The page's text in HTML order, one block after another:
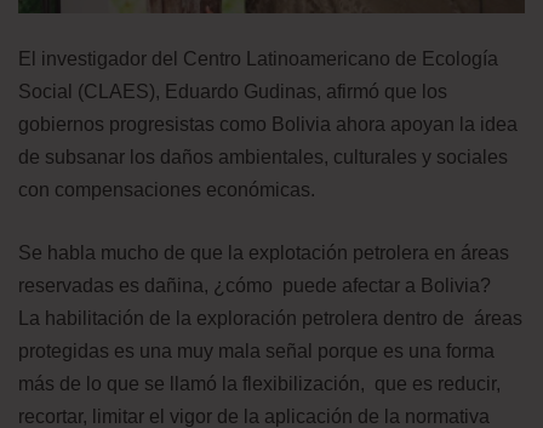
El investigador del Centro Latinoamericano de Ecología
Social (CLAES), Eduardo Gudinas, afirmó que los
gobiernos progresistas como Bolivia ahora apoyan la idea
de subsanar los daños ambientales, culturales y sociales
con compensaciones económicas.
Se habla mucho de que la explotación petrolera en áreas
reservadas es dañina, ¿cómo puede afectar a Bolivia?
La habilitación de la exploración petrolera dentro de áreas
protegidas es una muy mala señal porque es una forma
más de lo que se llamó la flexibilización, que es reducir,
recortar, limitar el vigor de la aplicación de la normativa